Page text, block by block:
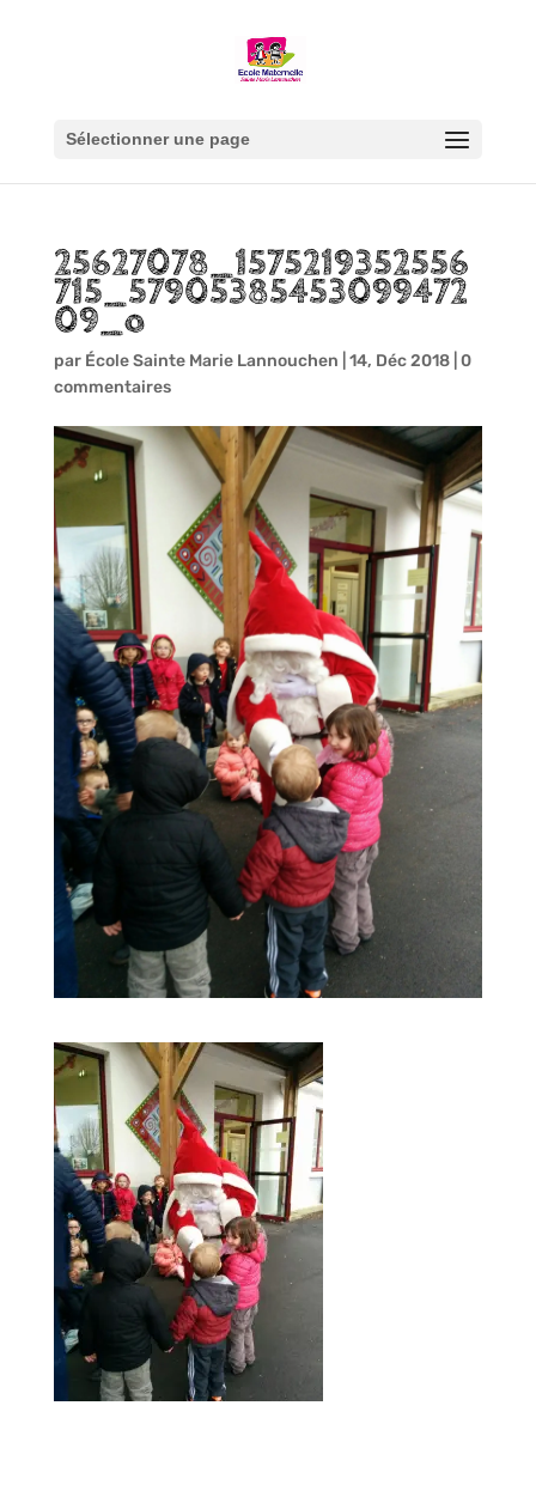
Sélectionner une page
25627078_1575219352556
715_57905385453099472
09_o
par École Sainte Marie Lannouchen 14, Déc 2018| 0
commentaires